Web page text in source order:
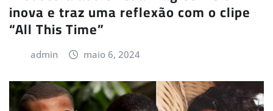
inova e traz uma reflexão com o clipe
“All This Time”
admin maio 6, 2024